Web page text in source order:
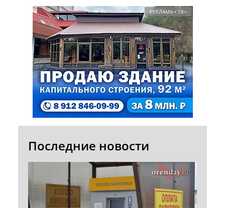
РЕКЛАМА • 18+
Последние новости